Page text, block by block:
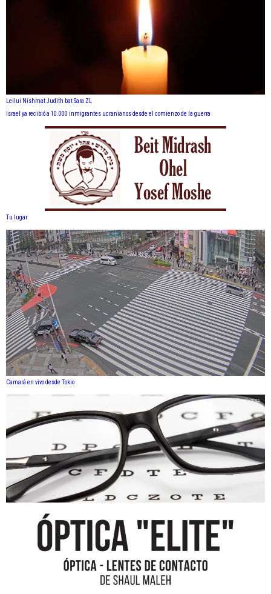
Leilui Nishmat Judith bat Sara ZL
Israel ya recibió a 10.000 inmigrantes ucranianos desde el comienzo de la guerra
Tu lugar
Camará en vivo desde Tokio